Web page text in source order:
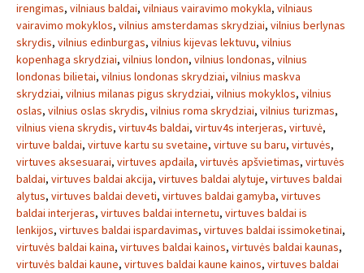
irengimas, vilniaus baldai, vilniaus vairavimo mokykla, vilniaus
vairavimo mokyklos, vilnius amsterdamas skrydziai, vilnius berlynas
skrydis, vilnius edinburgas, vilnius kijevas lektuvu, vilnius
kopenhaga skrydziai, vilnius london, vilnius londonas, vilnius
londonas bilietai, vilnius londonas skrydziai, vilnius maskva
skrydziai, vilnius milanas pigus skrydziai, vilnius mokyklos, vilnius
oslas, vilnius oslas skrydis, vilnius roma skrydziai, vilnius turizmas,
vilnius viena skrydis, virtuv4s baldai, virtuv4s interjeras, virtuvė,
virtuve baldai, virtuve kartu su svetaine, virtuve su baru, virtuvės,
virtuves aksesuarai, virtuves apdaila, virtuvės apšvietimas, virtuvės
baldai, virtuves baldai akcija, virtuves baldai alytuje, virtuves baldai
alytus, virtuves baldai deveti, virtuves baldai gamyba, virtuves
baldai interjeras, virtuves baldai internetu, virtuves baldai is
lenkijos, virtuves baldai ispardavimas, virtuves baldai issimoketinai,
virtuvės baldai kaina, virtuves baldai kainos, virtuvės baldai kaunas,
virtuvės baldai kaune, virtuves baldai kaune kainos, virtuves baldai